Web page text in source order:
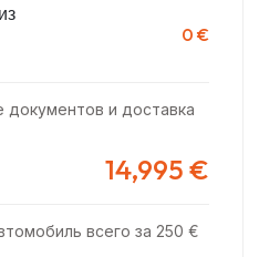
0 €
документов и доставка
14,995 €
всего за 250 €